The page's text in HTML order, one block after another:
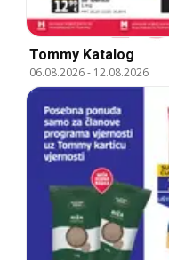
Tommy Katalog
06.08.2026- 12.08.2026